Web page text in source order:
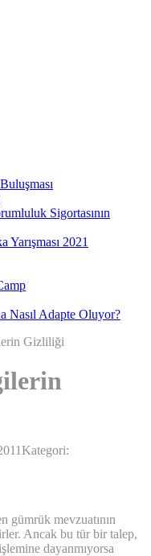
Sigortasının
2021
Nasıl Adapte Oluyor?
Gizliliği
Kategori:
gümrük mevzuatının
Ancak bu tür bir talep,
dayanmıyorsa